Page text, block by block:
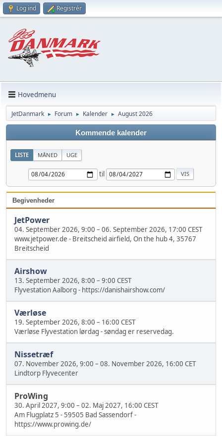
Log ind Registrér
Hovedmenu
JetDanmark ► Forum ► Kalender ► August 2026
Kommende kalender
LISTE MÅNED UGE
til
Begivenheder
JetPower
04. September 2026, 9:00 – 06. September 2026, 17:00 CEST
www.jetpower.de - Breitscheid airfield, On the hub 4, 35767
Breitscheid
Airshow
13. September 2026, 8:00 – 9:00 CEST
Flyvestation Aalborg - https://danishairshow.com/
Værløse
19. September 2026, 8:00 – 16:00 CEST
Værløse Flyvestation lørdag - søndag er reservedag.
Nissetræf
07. November 2026, 9:00 – 08. November 2026, 16:00 CET
Lindtorp Flyvecenter
ProWing
30. April 2027, 9:00 – 02. Maj 2027, 16:00 CEST
Am Flugplatz 5 - 59505 Bad Sassendorf -
https://www.prowing.de/